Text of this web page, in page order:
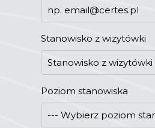
Stanowisko z wizytówki
Poziom stanowiska